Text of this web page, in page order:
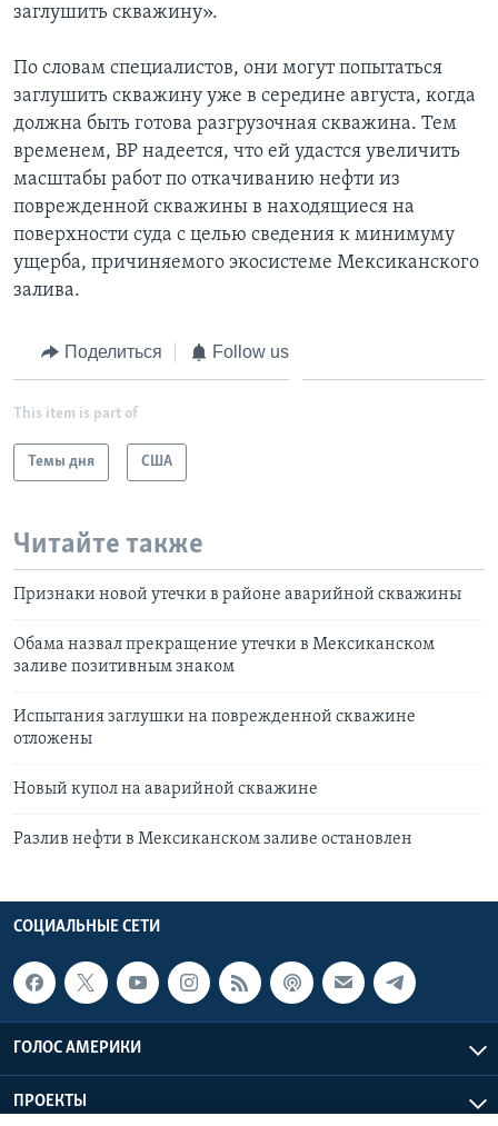
заглушить скважину».
По словам специалистов, они могут попытаться
заглушить скважину уже в середине августа, когда
должна быть готова разгрузочная скважина. Тем
временем, ВР надеется, что ей удастся увеличить
масштабы работ по откачиванию нефти из
поврежденной скважины в находящиеся на
поверхности суда с целью сведения к минимуму
ущерба, причиняемого экосистеме Мексиканского
залива.
Поделиться Follow us
This item is part of
Темы дня США
Читайте также
Признаки новой утечки в районе аварийной скважины
Обама назвал прекращение утечки в Мексиканском
заливе позитивным знаком
Испытания заглушки на поврежденной скважине
отложены
Новый купол на аварийной скважине
Разлив нефти в Мексиканском заливе остановлен
СОЦИАЛЬНЫЕ СЕТИ
ГОЛОС АМЕРИКИ
ПРОЕКТЫ